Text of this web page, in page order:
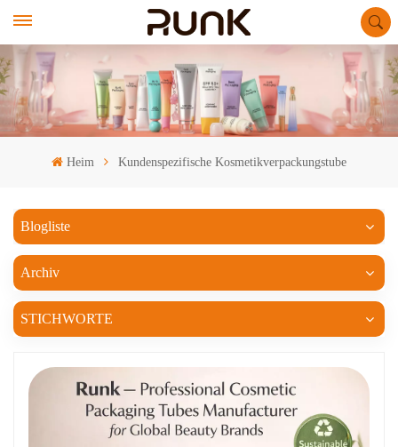
Heim Kundenspezifische Kosmetikverpackungstube
Blogliste
Archiv
STICHWORTE